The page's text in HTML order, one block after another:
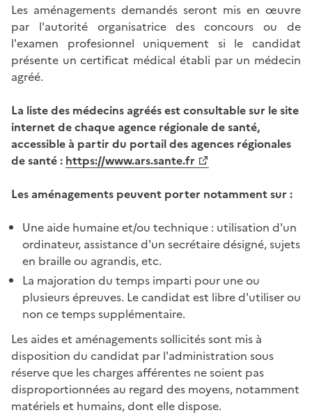
Les aménagements demandés seront mis en œuvre
par l'autorité organisatrice des concours ou de
l'examen profesionnel uniquement si le candidat
présente un certificat médical établi par un médecin
agréé.
La liste des médecins agréés est consultable sur le site
internet de chaque agence régionale de santé,
accessible à partir du portail des agences régionales
de santé : https://www.ars.sante.fr
Les aménagements peuvent porter notamment sur :
Une aide humaine et/ou technique : utilisation d'un
ordinateur, assistance d'un secrétaire désigné, sujets
en braille ou agrandis, etc.
La majoration du temps imparti pour une ou
plusieurs épreuves. Le candidat est libre d'utiliser ou
non ce temps supplémentaire.
Les aides et aménagements sollicités sont mis à
disposition du candidat par l'administration sous
réserve que les charges afférentes ne soient pas
disproportionnées au regard des moyens, notamment
matériels et humains, dont elle dispose.